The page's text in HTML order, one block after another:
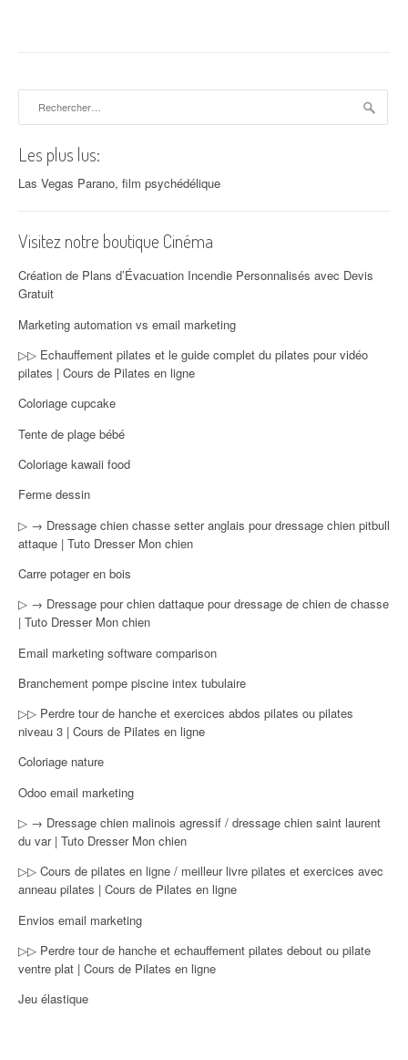
Les plus lus:
Las Vegas Parano, film psychédélique
Visitez notre boutique Cinéma
Création de Plans d’Évacuation Incendie Personnalisés avec Devis
Gratuit
Marketing automation vs email marketing
▷▷ Echauffement pilates et le guide complet du pilates pour vidéo
pilates | Cours de Pilates en ligne
Coloriage cupcake
Tente de plage bébé
Coloriage kawaii food
Ferme dessin
▷ → Dressage chien chasse setter anglais pour dressage chien pitbull
attaque | Tuto Dresser Mon chien
Carre potager en bois
▷ → Dressage pour chien dattaque pour dressage de chien de chasse
| Tuto Dresser Mon chien
Email marketing software comparison
Branchement pompe piscine intex tubulaire
▷▷ Perdre tour de hanche et exercices abdos pilates ou pilates
niveau 3 | Cours de Pilates en ligne
Coloriage nature
Odoo email marketing
▷ → Dressage chien malinois agressif / dressage chien saint laurent
du var | Tuto Dresser Mon chien
▷▷ Cours de pilates en ligne / meilleur livre pilates et exercices avec
anneau pilates | Cours de Pilates en ligne
Envios email marketing
▷▷ Perdre tour de hanche et echauffement pilates debout ou pilate
ventre plat | Cours de Pilates en ligne
Jeu élastique